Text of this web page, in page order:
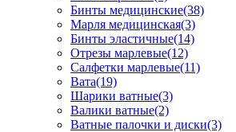
Бинты медицинские(38)
Марля медицинская(3)
Бинты эластичные(14)
Отрезы марлевые(12)
Салфетки марлевые(11)
Вата(19)
Шарики ватные(3)
Валики ватные(2)
Ватные палочки и диски(3)